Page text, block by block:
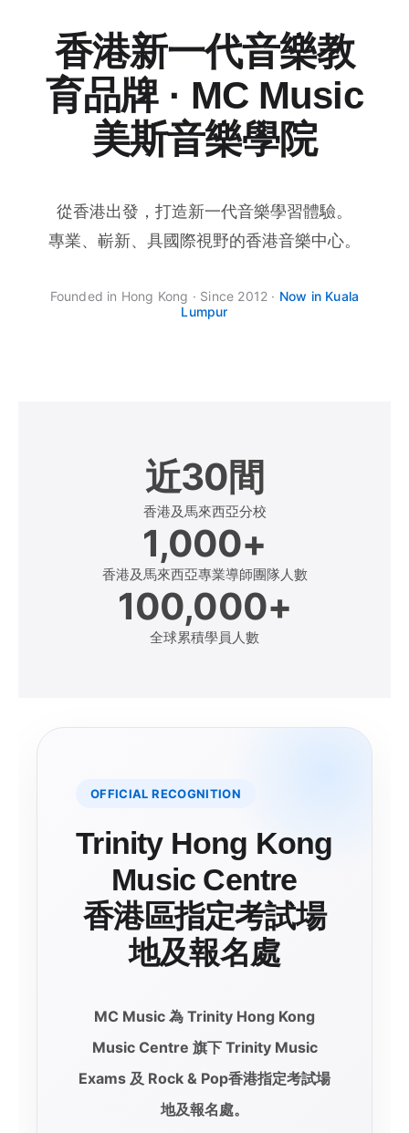
香港新一代音樂教
育品牌 · MC Music
美斯音樂學院
從香港出發，打造新一代音樂學習體驗。
專業、嶄新、具國際視野的香港音樂中心。
Founded in Hong Kong · Since 2012 · Now in Kuala
Lumpur
近30間
香港及馬來西亞分校
1,000+
香港及馬來西亞專業導師團隊人數
100,000+
全球累積學員人數
OFFICIAL RECOGNITION
Trinity Hong Kong
Music Centre
香港區指定考試場
地及報名處
MC Music 為 Trinity Hong Kong
Music Centre 旗下 Trinity Music
Exams 及 Rock & Pop香港指定考試場
地及報名處。